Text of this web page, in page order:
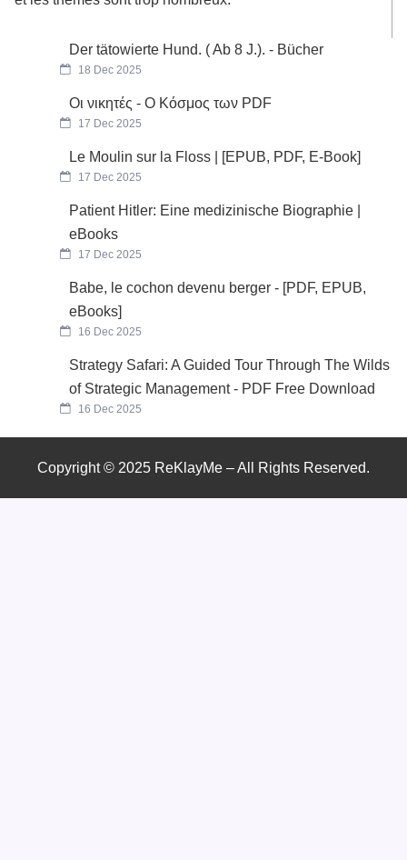
Der tätowierte Hund. ( Ab 8 J.). - Bücher
18 Dec 2025
Οι νικητές - Ο Κόσμος των PDF
17 Dec 2025
Le Moulin sur la Floss | [EPUB, PDF, E-Book]
17 Dec 2025
Patient Hitler: Eine medizinische Biographie |
eBooks
17 Dec 2025
Babe, le cochon devenu berger - [PDF, EPUB,
eBooks]
16 Dec 2025
Strategy Safari: A Guided Tour Through The Wilds
of Strategic Management - PDF Free Download
16 Dec 2025
Copyright © 2025 ReKlayMe – All Rights Reserved.